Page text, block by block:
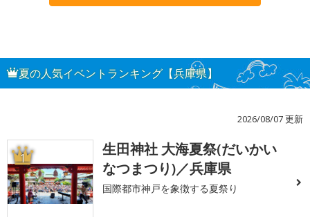
夏の人気イベントランキング【兵庫県】
2026/08/07 更新
1
生田神社 大海夏祭(だいかい
なつまつり)／兵庫県
国際都市神戸を象徴する夏祭り